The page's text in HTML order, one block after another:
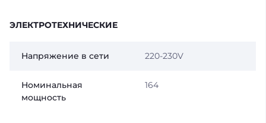
ЭЛЕКТРОТЕХНИЧЕСКИЕ
Напряжение в сети 220-230V
Номинальная
мощность
164